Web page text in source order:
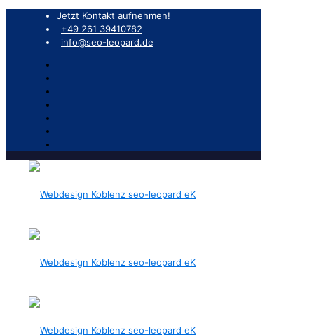
Jetzt Kontakt aufnehmen!
+49 261 39410782
info@seo-leopard.de